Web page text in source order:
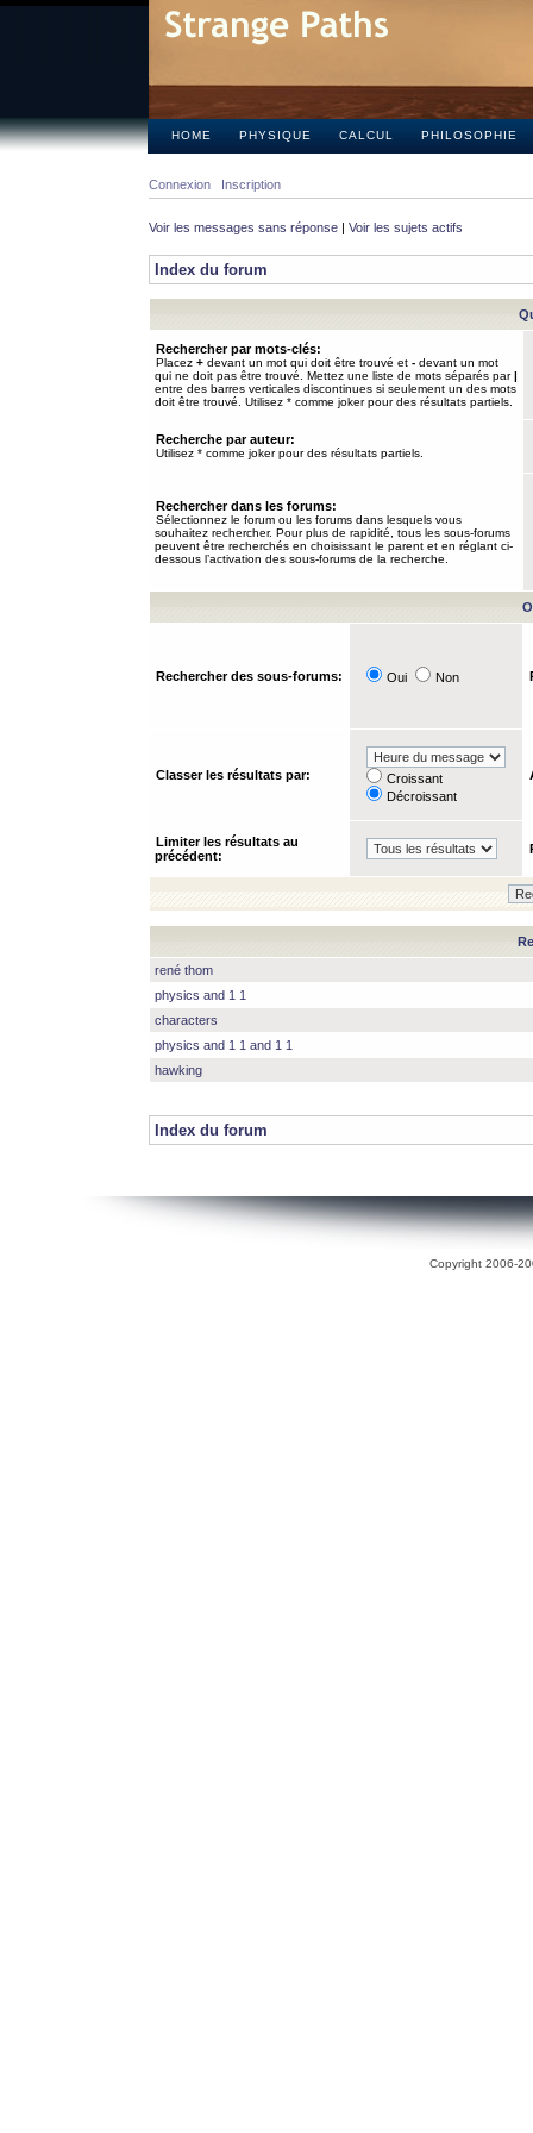
HOME PHYSIQUE CALCUL PHILOSOPHIE
Connexion Inscription
Voir les messages sans réponse | Voir les sujets actifs
Index du forum
Rechercher par mots-clés:
Placez + devant un mot qui doit être trouvé et - devant un mot
qui ne doit pas être trouvé. Mettez une liste de mots séparés par|
entre des barres verticales discontinues si seulement un des mots
doit être trouvé. Utilisez * comme joker pour des résultats partiels.
Recherche par auteur:
Utilisez * comme joker pour des résultats partiels.
Rechercher dans les forums:
Sélectionnez le forum ou les forums dans lesquels vous
souhaitez rechercher. Pour plus de rapidité, tous les sous-forums
peuvent être recherchés en choisissant le parent et en réglant ci-
dessous l’activation des sous-forums de la recherche.
Rechercher des sous-forums: Oui Non
Classer les résultats par:
Croissant
Décroissant
Limiter les résultats au
précédent:
rené thom
physics and 1 1
characters
physics and 1 1 and 1 1
hawking
Index du forum
Copyright 2006-